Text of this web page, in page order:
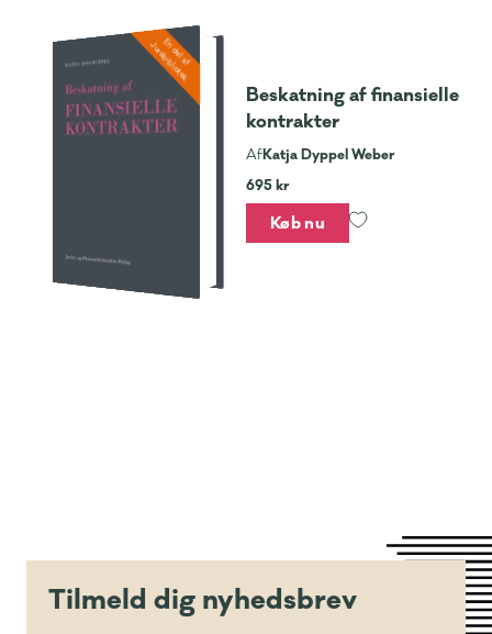
En del af
Jurabibliotek
Beskatning af finansielle
kontrakter
AfKatja Dyppel Weber
695 kr
Køb nu
Tilmeld dig nyhedsbrev